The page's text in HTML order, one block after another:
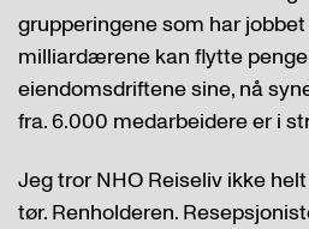
grupperingene som har
milliardærene kan flytte
eiendomsdriftene sine, nå
fra. 6.000 medarbeidere er i
Jeg tror NHO Reiseliv ikke
tør. Renholderen.